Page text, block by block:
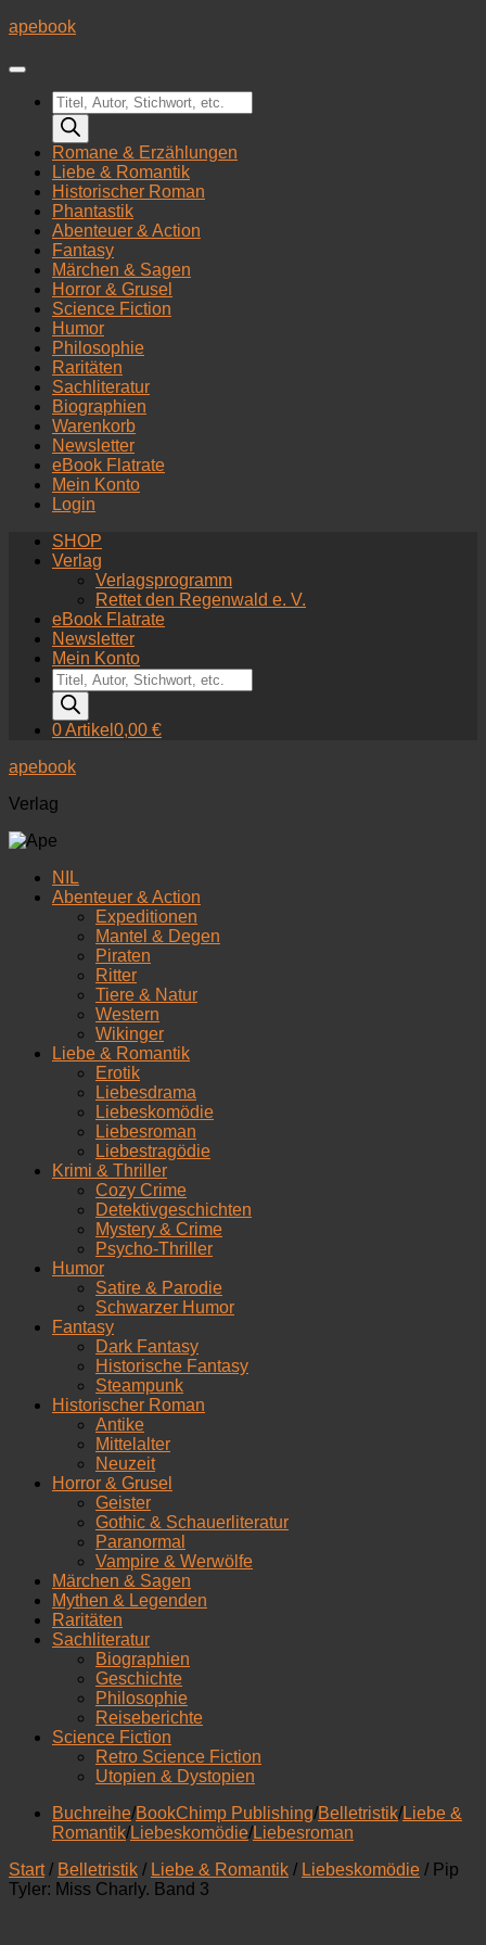
Zum
springen
apebook
Products
search
Romane & Erzählungen
Liebe & Romantik
Historischer Roman
Phantastik
Abenteuer & Action
Fantasy
Märchen & Sagen
Horror & Grusel
Science Fiction
Humor
Philosophie
Raritäten
Sachliteratur
Biographien
Warenkorb
Newsletter
eBook Flatrate
Mein Konto
Login
SHOP
Verlag
Verlagsprogramm
Rettet den Regenwald e. V.
eBook Flatrate
Newsletter
Mein Konto
Products
search
0 Artikel 0,00 €
apebook
Verlag
NIL
Abenteuer & Action
Expeditionen
Mantel & Degen
Piraten
Ritter
Tiere & Natur
Western
Wikinger
Liebe & Romantik
Erotik
Liebesdrama
Liebeskomödie
Liebesroman
Liebestragödie
Krimi & Thriller
Cozy Crime
Detektivgeschichten
Mystery & Crime
Psycho-Thriller
Humor
Satire & Parodie
Schwarzer Humor
Fantasy
Dark Fantasy
Historische Fantasy
Steampunk
Historischer Roman
Antike
Mittelalter
Neuzeit
Horror & Grusel
Geister
Gothic & Schauerliteratur
Paranormal
Vampire & Werwölfe
Märchen & Sagen
Mythen & Legenden
Raritäten
Sachliteratur
Biographien
Geschichte
Philosophie
Reiseberichte
Science Fiction
Retro Science Fiction
Utopien & Dystopien
Buchreihe/BookChimp Publishing/Belletristik/Liebe &
Romantik/Liebeskomödie/Liebesroman
Start/ Belletristik / Liebe & Romantik / Liebeskomödie / Pip
Tyler: Miss Charly. Band 3